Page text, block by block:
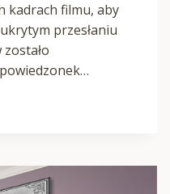
kadrach filmu, aby
przesłaniu